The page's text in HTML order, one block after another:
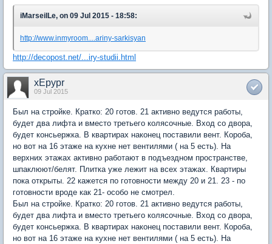
iMarseilLe, on 09 Jul 2015 - 18:58:
http://www.inmyroom....ariny-sarkisyan
http://decopost.net/...iry-studii.html
xEpypr
09 Jul 2015
Был на стройке. Кратко: 20 готов. 21 активно ведутся работы,
будет два лифта и вместо третьего колясочные. Вход со двора,
будет консьержка. В квартирах наконец поставили вент. Короба,
но вот на 16 этаже на кухне нет вентилями ( на 5 есть). На
верхних этажах активно работают в подъездном пространстве,
шпаклюют/белят. Плитка уже лежит на всех этажах. Квартиры
пока открыты. 22 кажется по готовности между 20 и 21. 23 - по
готовности вроде как 21- особо не смотрел.
Был на стройке. Кратко: 20 готов. 21 активно ведутся работы,
будет два лифта и вместо третьего колясочные. Вход со двора,
будет консьержка. В квартирах наконец поставили вент. Короба,
но вот на 16 этаже на кухне нет вентилями ( на 5 есть). На